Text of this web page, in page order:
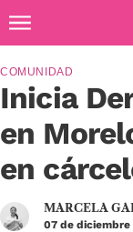
Inicia
en
en
COMUNIDAD
MARCELA
07 de diciembre